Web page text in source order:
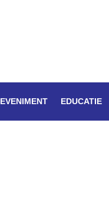
EVENIMENT EDUCATIE